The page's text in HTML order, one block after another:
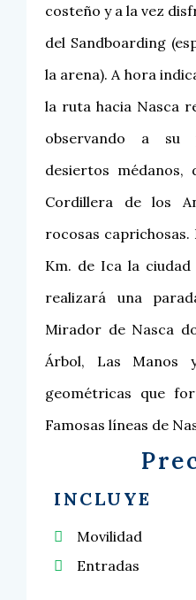
costeño y a la vez
del Sandboarding
la arena). A hora
la ruta hacia Nasca
observando a su
desiertos médanos,
Cordillera de los
rocosas
Km. de Ica la ciudad
realizará una
Mirador de Nasca
Árbol, Las Manos
geométricas que
Famosas líneas de
INCLUYE
Movilidad
Entradas